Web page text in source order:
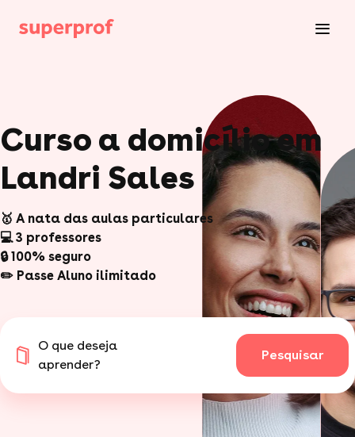
Curso a domicílio em
Landri Sales
🥇 A nata das aulas particulares
💻 3 professores
🔒 100% seguro
✏️ Passe Aluno ilimitado
O que deseja
aprender?
Pesquisar